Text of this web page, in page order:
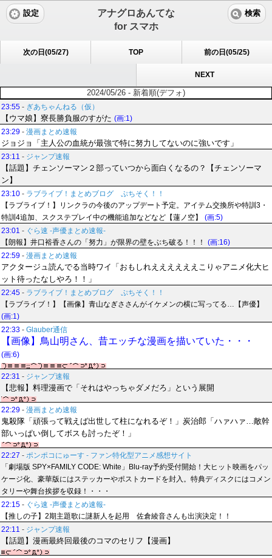
アナグロあんてな
for スマホ
設定 検索
次の日(05/27) TOP 前の日(05/25)
NEXT
2024/05/26 - 新着順(デフォ)
23:55 - ぎあちゃんねる（仮）
【ウマ娘】寮長勝負服のすがた (画:1)
23:29 - 漫画まとめ速報
ジョジョ「主人公の血統が最強で特に努力してないのに強いです」
23:11 - ジャンプ速報
【話題】チェンソーマン２部っていつから面白くなるの？【チェンソーマ
ン】
23:10 - ラブライブ！まとめブログ ぷちそく！！
【ラブライブ！】リンクラの今後のアップデート予定。アイテム交換所や特訓3・
特訓4追加、スクステプレイ中の機能追加などなど【蓮ノ空】
(画:5)
23:01 - ぐら速 -声優まとめ速報-
【朗報】井口裕香さんの「努力」が限界の壁をぶち破る！！！
(画:16)
22:59 - 漫画まとめ速報
アクタージュ読んでる当時ワイ「おもしれええええええこりゃアニメ化大ヒ
ット待ったなしやろ！！」
22:45 - ラブライブ！まとめブログ ぷちそく！！
【ラブライブ！】【画像】青山なぎささんがイケメンの横に写ってる…【声優】
(画:1)
22:33 - Glauber通信
【画像】鳥山明さん、昔エッチな漫画を描いていた・・・
(画:6)
22:31 - ジャンプ速報
【悲報】料理漫画で「それはやっちゃダメだろ」という展開
22:29 - 漫画まとめ速報
鬼殺隊「頑張って戦えば出世して柱になれるぞ！」炭治郎「ハァハァ…敵幹
部いっぱい倒してボスも討ったぞ！」
22:27 - ポンポコにゅーす - ファン特化型アニメ感想サイト
「劇場版 SPY×FAMILY CODE: White」Blu-ray予約受付開始！大ヒット映画をパッ
ケージ化、豪華版にはステッカーやポストカードを封入。特典ディスクにはコメン
タリーや舞台挨拶を収録！・・・
22:15 - ぐら速 -声優まとめ速報-
【推しの子】2期主題歌に謎新人を起用 佐倉綾音さんも出演決定！！
22:11 - ジャンプ速報
【話題】漫画最終回最後のコマのセリフ【漫画】